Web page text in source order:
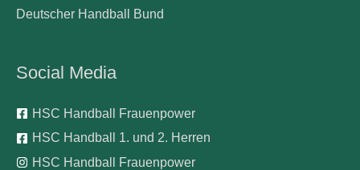
Deutscher Handball Bund
Social Media
HSC Handball Frauenpower
HSC Handball 1. und 2. Herren
HSC Handball Frauenpower